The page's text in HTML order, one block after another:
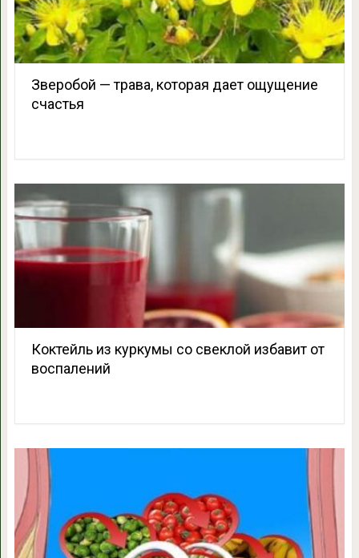
Зверобой — трава, которая дает ощущение
счастья
Коктейль из куркумы со свеклой избавит от
воспалений